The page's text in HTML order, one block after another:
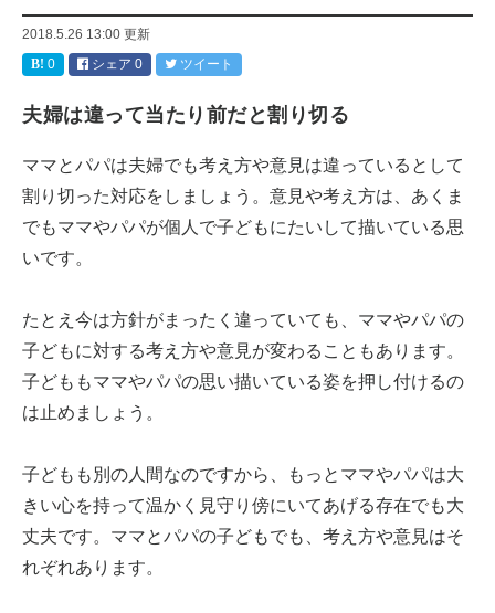
2018.5.26 13:00 更新
0
シェア 0 ツイート
夫婦は違って当たり前だと割り切る
ママとパパは夫婦でも考え方や意見は違っているとして
割り切った対応をしましょう。意見や考え方は、あくま
でもママやパパが個人で子どもにたいして描いている思
いです。
たとえ今は方針がまったく違っていても、ママやパパの
子どもに対する考え方や意見が変わることもあります。
子どももママやパパの思い描いている姿を押し付けるの
は止めましょう。
子どもも別の人間なのですから、もっとママやパパは大
きい心を持って温かく見守り傍にいてあげる存在でも大
丈夫です。ママとパパの子どもでも、考え方や意見はそ
れぞれあります。